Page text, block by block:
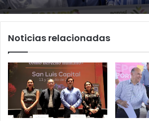
Noticias relacionadas